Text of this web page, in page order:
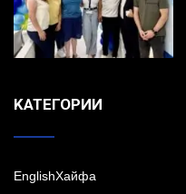
KАТЕГОРИИ
EnglishХайфа